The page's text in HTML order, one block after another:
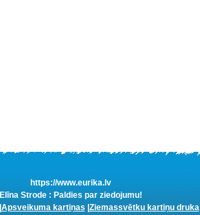
https://www.eurika.lv
Elīna Strode : Paldies par ziedojumu!
Apsveikuma kartiņas Ziemassvētku kartiņu druka|